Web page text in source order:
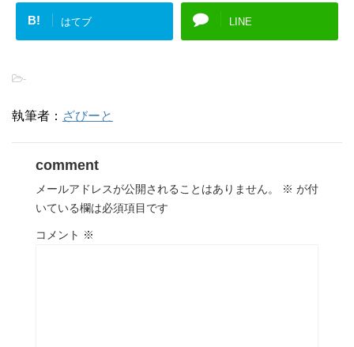
B! はてブ LINE
-
執筆者： ざびーと
comment
メールアドレスが公開されることはありません。 ※ が付
いている欄は必須項目です
コメント ※